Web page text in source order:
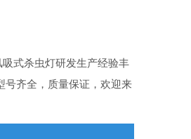
式杀虫灯研发生产经验丰
号齐全，质量保证，欢迎来